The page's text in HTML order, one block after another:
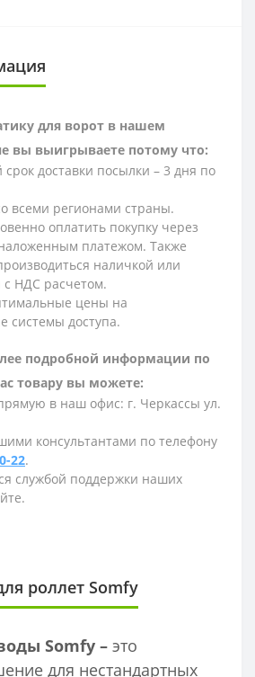
для ворот в нашем
вы выигрываете потому что:
доставки посылки – 3 дня по
всеми регионами страны.
оплатить покупку через
платежом. Также
наличкой или
НДС расчетом.
цены на
системы доступа.
подробной информации по
товару вы можете:
в наш офис: г. Черкассы ул.
консультантами по телефону
22.
службой поддержки наших
роллет Somfy
Somfy – это
для нестандартных